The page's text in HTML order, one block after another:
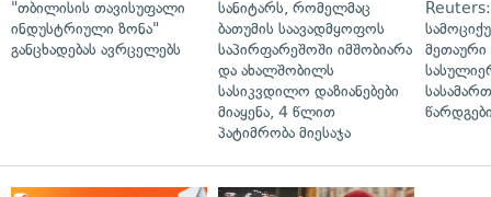
"თბილისის თავისუფალი
ინდუსტრიული ზონა"
განცხადებას ავრცელებს
სანიტარს, რომელმაც
ბათუმის საავადმყოფოს
საპირფარეშოში იმშობიარა
და ახალშობილს
სასიკვდილო დაზიანებები
მიაყენა, 4 წლით
პატიმრობა მიესაჯა
მეთაური